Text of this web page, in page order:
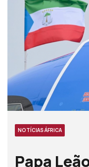
NOTÍCIAS ÁFRICA
Papa